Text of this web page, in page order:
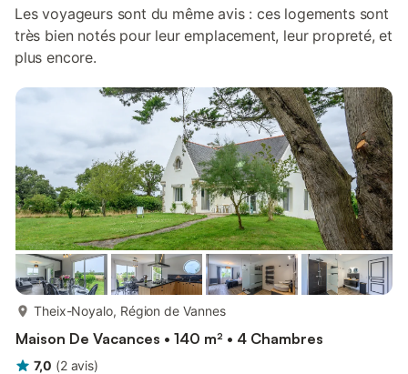
Les voyageurs sont du même avis : ces logements sont
très bien notés pour leur emplacement, leur propreté, et
plus encore.
Theix-Noyalo, Région de Vannes
Maison De Vacances • 140 m² • 4 Chambres
7,0 (2 avis)